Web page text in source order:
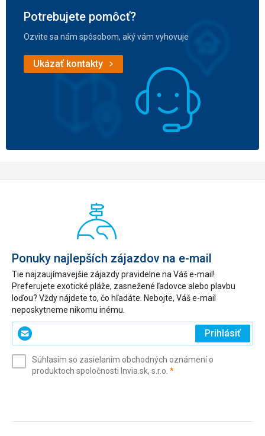
Potrebujete pomôcť?
Ozvite sa nám spôsobom, aký vám vyhovuje
Ukázať kontakty
Ponuky najlepších zájazdov na e-mail
Tie najzaujímavejšie zájazdy pravidelne na Váš e-mail!
Preferujete exotické pláže, zasnežené ľadovce alebo plavbu
loďou? Vždy nájdete to, čo hľadáte. Nebojte, Váš e-mail
neposkytneme nikomu inému.
Zadajte
svoj
(povinné)
Prihlásiť
Súhlasím so zasielaním obchodných oznámení o
produktoch spoločnosti Invia.sk, s.r.o. *(povinné)